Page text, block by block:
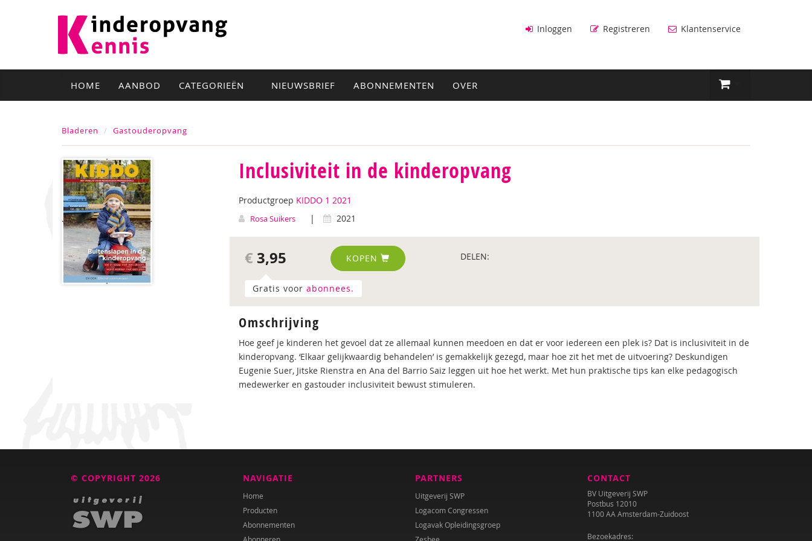
Inloggen Registreren Klantenservice
HOME AANBOD CATEGORIEËN NIEUWSBRIEF ABONNEMENTEN OVER
Bladeren Gastouderopvang
Inclusiviteit in de kinderopvang
Productgroep KIDDO 1 2021
Rosa Suikers | 2021
€ 3,95 KOPEN DELEN:
Gratis voor abonnees.
Omschrijving
Hoe geef je kinderen het gevoel dat ze allemaal kunnen meedoen en dat er voor iedereen een plek is? Dat is inclusiviteit in de
kinderopvang. ‘Elkaar gelijkwaardig behandelen’ is gemakkelijk gezegd, maar hoe zit het met de uitvoering? Deskundigen
Eugenie Suer, Jitske Rienstra en Ana del Barrio Saiz leggen uit hoe het werkt. Met hun praktische tips kan elke pedagogisch
medewerker en gastouder inclusiviteit bewust stimuleren.
© COPYRIGHT 2026 NAVIGATIE
Home
Producten
Abonnementen
PARTNERS
Uitgeverij SWP
Logacom Congressen
Logavak Opleidingsgroep
CONTACT
BV Uitgeverij SWP
Postbus 12010
1100 AA Amsterdam-Zuidoost
Bezoekadres: